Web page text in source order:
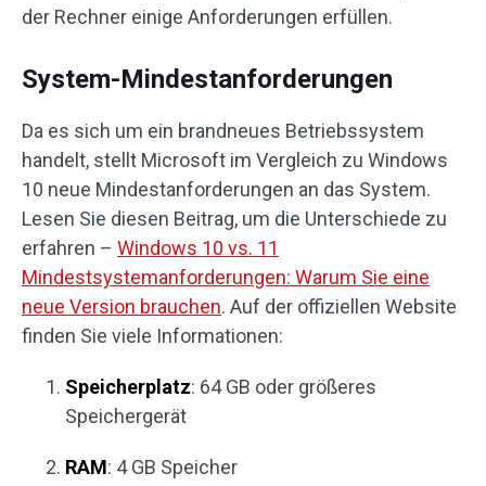
der Rechner einige Anforderungen erfüllen.
System-Mindestanforderungen
Da es sich um ein brandneues Betriebssystem
handelt, stellt Microsoft im Vergleich zu Windows
10 neue Mindestanforderungen an das System.
Lesen Sie diesen Beitrag, um die Unterschiede zu
erfahren – Windows 10 vs. 11
Mindestsystemanforderungen: Warum Sie eine
neue Version brauchen. Auf der offiziellen Website
finden Sie viele Informationen:
Speicherplatz: 64 GB oder größeres
Speichergerät
RAM: 4 GB Speicher